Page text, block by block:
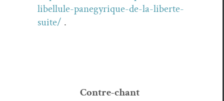
libellule-panegyrique-de-la-liberte-
suite/ .
Con­tre-chant